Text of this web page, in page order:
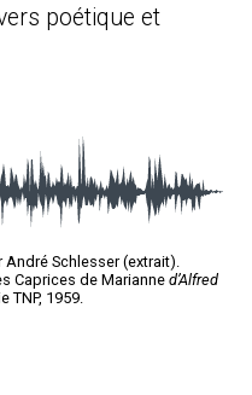
poétique et